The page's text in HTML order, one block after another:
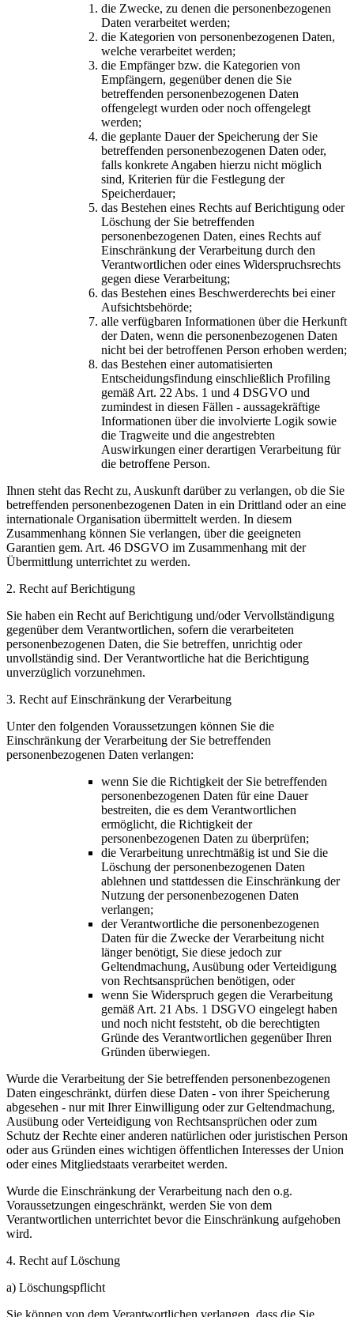
die Zwecke, zu denen die personenbezogenen
Daten verarbeitet werden;
die Kategorien von personenbezogenen Daten,
welche verarbeitet werden;
die Empfänger bzw. die Kategorien von
Empfängern, gegenüber denen die Sie
betreffenden personenbezogenen Daten
offengelegt wurden oder noch offengelegt
werden;
die geplante Dauer der Speicherung der Sie
betreffenden personenbezogenen Daten oder,
falls konkrete Angaben hierzu nicht möglich
sind, Kriterien für die Festlegung der
Speicherdauer;
das Bestehen eines Rechts auf Berichtigung oder
Löschung der Sie betreffenden
personenbezogenen Daten, eines Rechts auf
Einschränkung der Verarbeitung durch den
Verantwortlichen oder eines Widerspruchsrechts
gegen diese Verarbeitung;
das Bestehen eines Beschwerderechts bei einer
Aufsichtsbehörde;
alle verfügbaren Informationen über die Herkunft
der Daten, wenn die personenbezogenen Daten
nicht bei der betroffenen Person erhoben werden;
das Bestehen einer automatisierten
Entscheidungsfindung einschließlich Profiling
gemäß Art. 22 Abs. 1 und 4 DSGVO und
zumindest in diesen Fällen - aussagekräftige
Informationen über die involvierte Logik sowie
die Tragweite und die angestrebten
Auswirkungen einer derartigen Verarbeitung für
die betroffene Person.
Ihnen steht das Recht zu, Auskunft darüber zu verlangen, ob die Sie
betreffenden personenbezogenen Daten in ein Drittland oder an eine
internationale Organisation übermittelt werden. In diesem
Zusammenhang können Sie verlangen, über die geeigneten
Garantien gem. Art. 46 DSGVO im Zusammenhang mit der
Übermittlung unterrichtet zu werden.
2. Recht auf Berichtigung
Sie haben ein Recht auf Berichtigung und/oder Vervollständigung
gegenüber dem Verantwortlichen, sofern die verarbeiteten
personenbezogenen Daten, die Sie betreffen, unrichtig oder
unvollständig sind. Der Verantwortliche hat die Berichtigung
unverzüglich vorzunehmen.
3. Recht auf Einschränkung der Verarbeitung
Unter den folgenden Voraussetzungen können Sie die
Einschränkung der Verarbeitung der Sie betreffenden
personenbezogenen Daten verlangen:
wenn Sie die Richtigkeit der Sie betreffenden
personenbezogenen Daten für eine Dauer
bestreiten, die es dem Verantwortlichen
ermöglicht, die Richtigkeit der
personenbezogenen Daten zu überprüfen;
die Verarbeitung unrechtmäßig ist und Sie die
Löschung der personenbezogenen Daten
ablehnen und stattdessen die Einschränkung der
Nutzung der personenbezogenen Daten
verlangen;
der Verantwortliche die personenbezogenen
Daten für die Zwecke der Verarbeitung nicht
länger benötigt, Sie diese jedoch zur
Geltendmachung, Ausübung oder Verteidigung
von Rechtsansprüchen benötigen, oder
wenn Sie Widerspruch gegen die Verarbeitung
gemäß Art. 21 Abs. 1 DSGVO eingelegt haben
und noch nicht feststeht, ob die berechtigten
Gründe des Verantwortlichen gegenüber Ihren
Gründen überwiegen.
Wurde die Verarbeitung der Sie betreffenden personenbezogenen
Daten eingeschränkt, dürfen diese Daten - von ihrer Speicherung
abgesehen - nur mit Ihrer Einwilligung oder zur Geltendmachung,
Ausübung oder Verteidigung von Rechtsansprüchen oder zum
Schutz der Rechte einer anderen natürlichen oder juristischen Person
oder aus Gründen eines wichtigen öffentlichen Interesses der Union
oder eines Mitgliedstaats verarbeitet werden.
Wurde die Einschränkung der Verarbeitung nach den o.g.
Voraussetzungen eingeschränkt, werden Sie von dem
Verantwortlichen unterrichtet bevor die Einschränkung aufgehoben
wird.
4. Recht auf Löschung
a) Löschungspflicht
Sie können von dem Verantwortlichen verlangen, dass die Sie